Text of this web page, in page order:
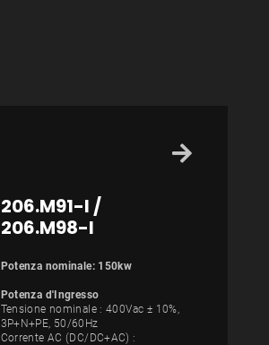
206.M91-I /
206.M98-I
Potenza nominale: 150kw
Potenza d'Ingresso
Tensione nominale : 400Vac ± 10%,
3P+N+PE, 50/60Hz
Corrente AC (DC/DC+AC) :